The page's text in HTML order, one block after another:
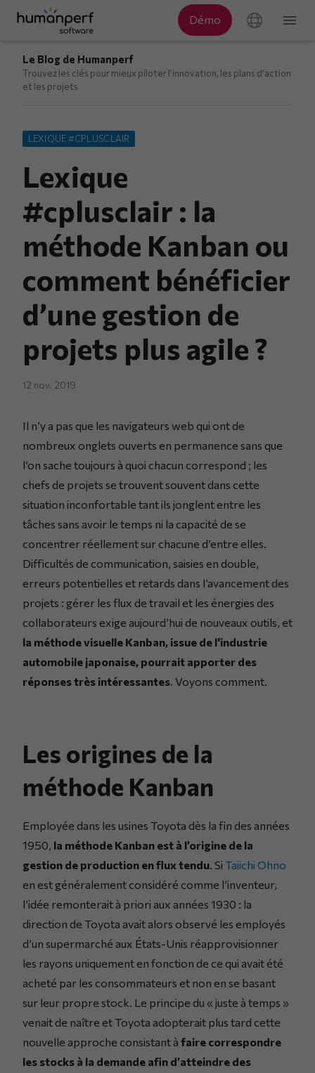
Le Blog de Humanperf
Trouvez les clés pour mieux piloter l’innovation, les plans d’action
et les projets
LEXIQUE #CPLUSCLAIR
Lexique
#cplusclair : la
méthode Kanban ou
comment bénéficier
d’une gestion de
projets plus agile ?
12 nov. 2019
Il n’y a pas que les navigateurs web qui ont de
nombreux onglets ouverts en permanence sans que
l’on sache toujours à quoi chacun correspond ; les
chefs de projets se trouvent souvent dans cette
situation inconfortable tant ils jonglent entre les
tâches sans avoir le temps ni la capacité de se
concentrer réellement sur chacune d’entre elles.
Difficultés de communication, saisies en double,
erreurs potentielles et retards dans l’avancement des
projets : gérer les flux de travail et les énergies des
collaborateurs exige aujourd’hui de nouveaux outils, et
la méthode visuelle Kanban, issue de l'industrie
automobile japonaise, pourrait apporter des
réponses très intéressantes . Voyons comment.
Les origines de la
méthode Kanban
Employée dans les usines Toyota dès la fin des années
1950, la méthode Kanban est à l’origine de la
gestion de production en flux tendu . Si Taiichi Ohno
en est généralement considéré comme l’inventeur,
l’idée remonterait à priori aux années 1930 : la
direction de Toyota avait alors observé les employés
d’un supermarché aux États-Unis réapprovisionner
les rayons uniquement en fonction de ce qui avait été
acheté par les consommateurs et non en se basant
sur leur propre stock. Le principe du « juste à temps »
venait de naître et Toyota adopterait plus tard cette
nouvelle approche consistant à faire correspondre
les stocks à la demande afin d’atteindre des